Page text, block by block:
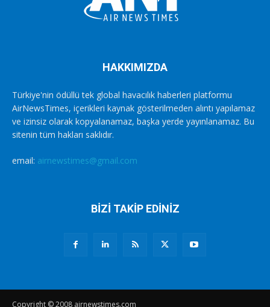
HAKKIMIZDA
Türkiye'nin ödüllü tek global havacılık haberleri platformu
AirNewsTimes, içerikleri kaynak gösterilmeden alıntı yapılamaz
ve izinsiz olarak kopyalanamaz, başka yerde yayınlanamaz. Bu
sitenin tüm hakları saklıdır.
email: airnewstimes@gmail.com
BİZİ TAKİP EDİNİZ
Copyright © 2008 airnewstimes.com